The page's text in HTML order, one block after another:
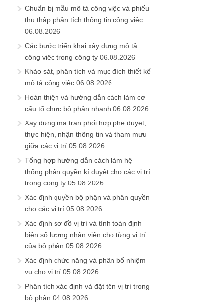
Chuẩn bị mẫu mô tả công việc và phiếu
thu thập phân tích thông tin công việc
06.08.2026
Các bước triển khai xây dựng mô tả
công việc trong công ty 06.08.2026
Khảo sát, phân tích và mục đích thiết kế
mô tả công việc 06.08.2026
Hoàn thiện và hướng dẫn cách làm cơ
cấu tổ chức bộ phận nhanh 06.08.2026
Xây dựng ma trận phối hợp phê duyệt,
thực hiện, nhận thông tin và tham mưu
giữa các vị trí 05.08.2026
Tổng hợp hướng dẫn cách làm hệ
thống phân quyền kí duyệt cho các vị trí
trong công ty 05.08.2026
Xác định quyền bộ phận và phân quyền
cho các vị trí 05.08.2026
Xác định sơ đồ vị trí và tính toán định
biên số lượng nhân viên cho từng vị trí
của bộ phận 05.08.2026
Xác định chức năng và phân bổ nhiệm
vụ cho vị trí 05.08.2026
Phân tích xác định và đặt tên vị trí trong
bộ phận 04.08.2026